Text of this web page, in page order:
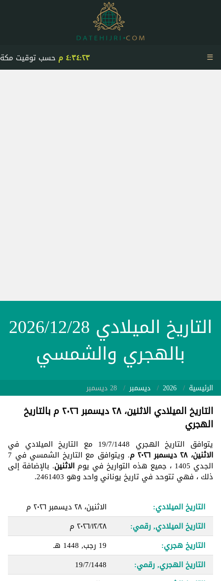
٤:٣٤:٢٤ م حسب توقيت مكة ☰
التاريخ الميلادي 2026/12/28
بالهجري والشمسي
الرئيسية 2026 ديسمبر 28 ديسمبر
التاريخ الميلادي الاثنين، ٢٨ ديسمبر ٢٠٢٦ م بالتاريخ
الهجري
يتوافق التاريخ الهجري 19/7/1448 مع التاريخ الميلادي في
الاثنين، ٢٨ ديسمبر ٢٠٢٦ م . ويتوافق مع التاريخ الشمسي في 7
الجدي 1405 ، جميع هذه التواريخ في يوم الاثنين. بالإضافة إلى
ذلك ، فهي تتوحد في تاريخ يوناني واحد وهو 2461403.
التاريخ الميلادي:
الاثنين، ٢٨ ديسمبر ٢٠٢٦ م
التاريخ الميلادي, رقمي:
٢٨‏/١٢‏/٢٠٢٦ م
التاريخ هجري:
19 رجب, 1448 هـ
التاريخ الهجري, رقمي:
19/7/1448